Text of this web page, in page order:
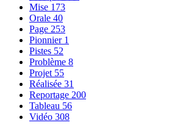
Mise 173
Orale 40
Page 253
Pionnier 1
Pistes 52
Problème 8
Projet 55
Réalisée 31
Reportage 200
Tableau 56
Vidéo 308